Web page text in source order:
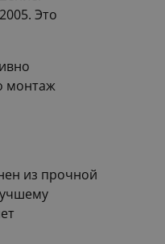
Это
монтаж
из прочной